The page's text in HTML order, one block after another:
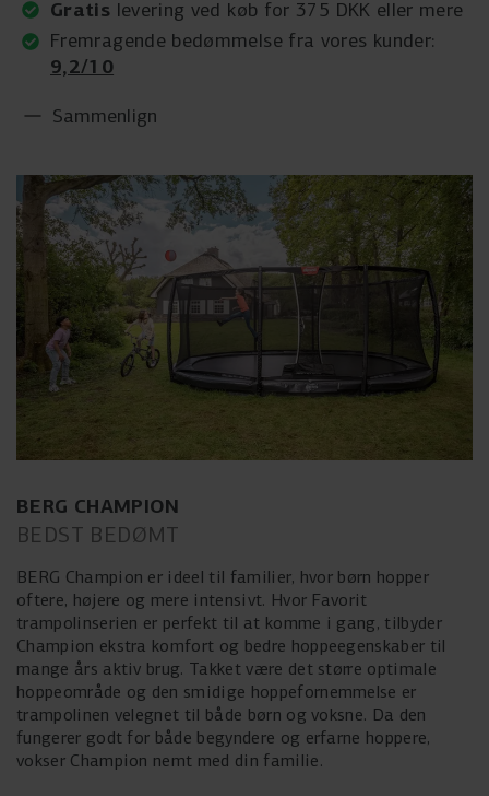
BERG CHAMPION
BEDST BEDØMT
BERG Champion er ideel til familier, hvor børn hopper
oftere, højere og mere intensivt. Hvor Favorit
trampolinserien er perfekt til at komme i gang, tilbyder
Champion ekstra komfort og bedre hoppeegenskaber til
mange års aktiv brug. Takket være det større optimale
hoppeområde og den smidige hoppefornemmelse er
trampolinen velegnet til både børn og voksne. Da den
fungerer godt for både begyndere og erfarne hoppere,
vokser Champion nemt med din familie.
Gratis levering ved køb for 375 DKK eller mere
Fremragende bedømmelse fra vores kunder:
9,2/10
Sammenlign